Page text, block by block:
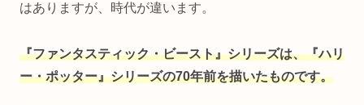
はありますが、時代が違います。
『ファンタスティック・ビースト』シリーズは、『ハリ
ー・ポッター』シリーズの70年前を描いたものです。